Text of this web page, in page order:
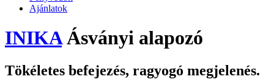
Ajánlatok
INIKAÁsványi alapozó
Tökéletes befejezés, ragyogó megjelenés.